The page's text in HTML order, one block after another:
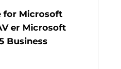
for Microsoft
er Microsoft
Business